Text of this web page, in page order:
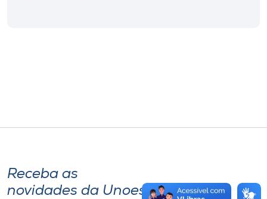
Receba as
novidades da Unoesc